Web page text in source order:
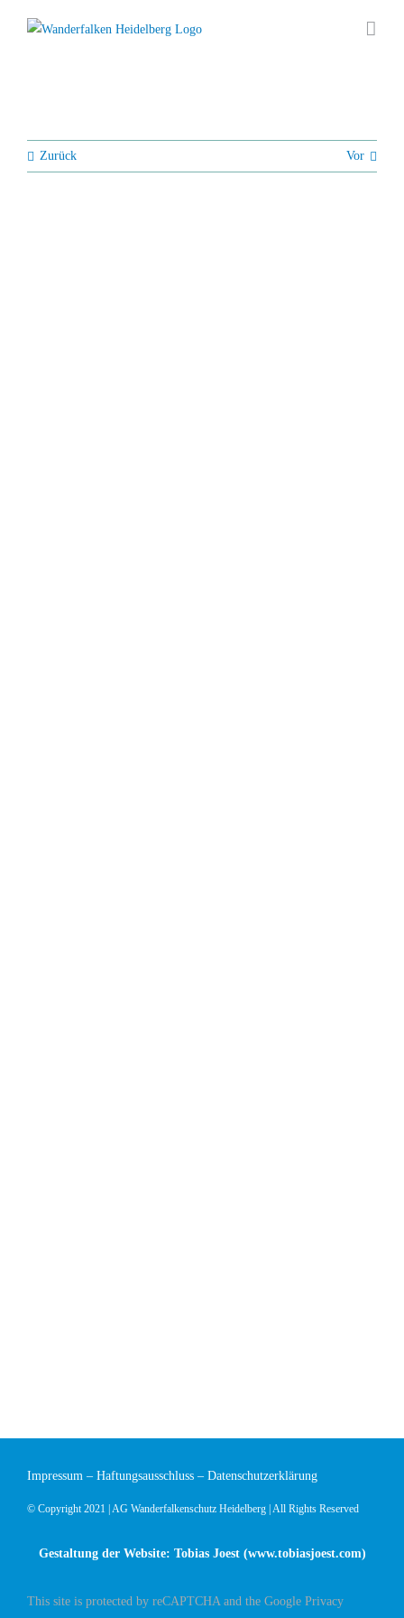
Inhalt
Zurück Vor
Impressum – Haftungsausschluss – Datenschutzerklärung
© Copyright 2021 | AG Wanderfalkenschutz Heidelberg | All Rights Reserved
Gestaltung der Website: Tobias Joest (www.tobiasjoest.com)
This site is protected by reCAPTCHA and the Google Privacy